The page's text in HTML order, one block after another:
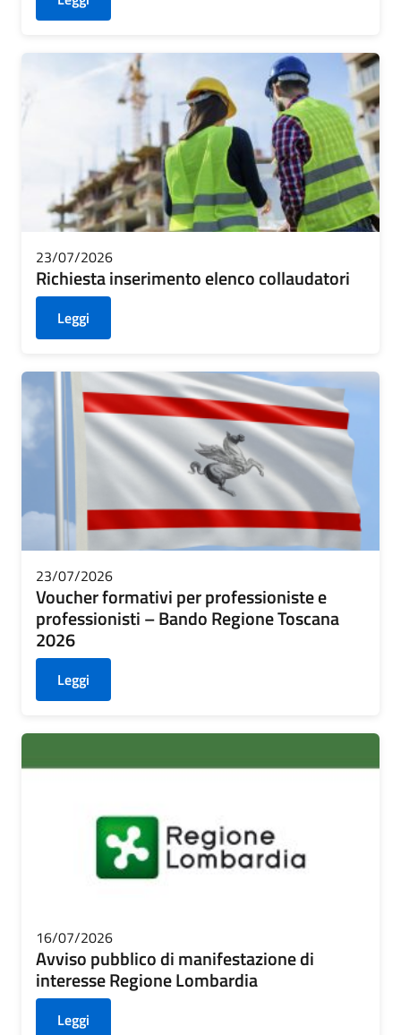
23/07/2026
Richiesta inserimento elenco collaudatori
Leggi
23/07/2026
Voucher formativi per professioniste e
professionisti – Bando Regione Toscana
2026
Leggi
16/07/2026
Avviso pubblico di manifestazione di
interesse Regione Lombardia
Leggi